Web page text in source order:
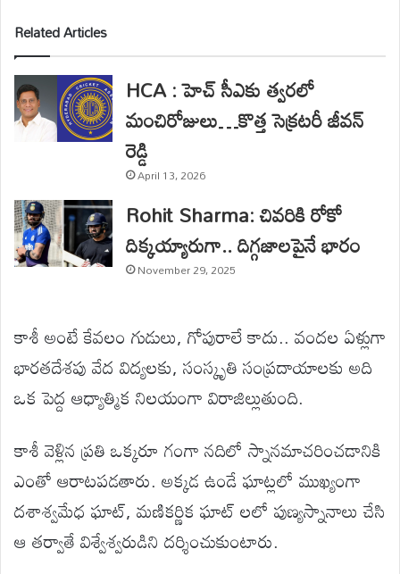
Related Articles
HCA : హెచ్ సీఎకు త్వరలో
మంచిరోజులు…కొత్త సెక్రటరీ జీవన్
రెడ్డి
April 13, 2026
Rohit Sharma: చివరికి రోకో
దిక్కయ్యారుగా.. దిగ్గజాలపైనే భారం
November 29, 2025
కాశీ అంటే కేవలం గుడులు, గోపురాలే కాదు.. వందల ఏళ్లుగా
భారతదేశపు వేద విద్యలకు, సంస్కృతి సంప్రదాయాలకు అది
ఒక పెద్ద ఆధ్యాత్మిక నిలయంగా విరాజిల్లుతుంది.
కాశీ వెళ్లిన ప్రతి ఒక్కరూ గంగా నదిలో స్నానమాచరించడానికి
ఎంతో ఆరాటపడతారు. అక్కడ ఉండే ఘాట్లలో ముఖ్యంగా
దశాశ్వమేధ ఘాట్, మణికర్ణిక ఘాట్ లలో పుణ్యస్నానాలు చేసి
ఆ తర్వాతే విశ్వేశ్వరుడిని దర్శించుకుంటారు.